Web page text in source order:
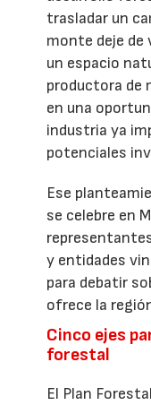
trasladar un
monte deje de
un espacio
productora de
en una
industria ya
potenciales
Ese
se celebre en
y entidades
para debatir
ofrece la
Cinco ejes
forestal
El Plan